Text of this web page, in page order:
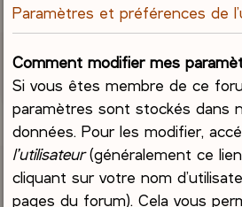
Paramètres et préférences de
Comment modifier mes
Si vous êtes membre de ce
paramètres sont stockés dans
données. Pour les modifier,
l’utilisateur(généralement ce
cliquant sur votre nom
pages du forum). Cela vous